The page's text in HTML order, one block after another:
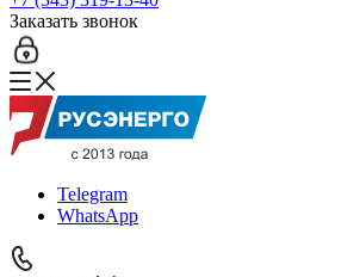
Заказать звонок
Telegram
WhatsApp